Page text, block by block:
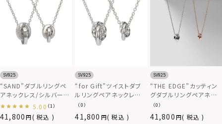
SV925
“SAND”ダブルリングペ
アネックレス/シルバー
925
41,800 税込
5.00 （1）
SV925
“for Gift”ツイストダブ
ルリングペアネックレス/
シルバー925
41,800 税込
（0）
SV925
“THE EDGE”カッティン
グダブルリングペアネッ
クレス/シルバー&ピン
ク/シルバー925
41,800 税込
（0）